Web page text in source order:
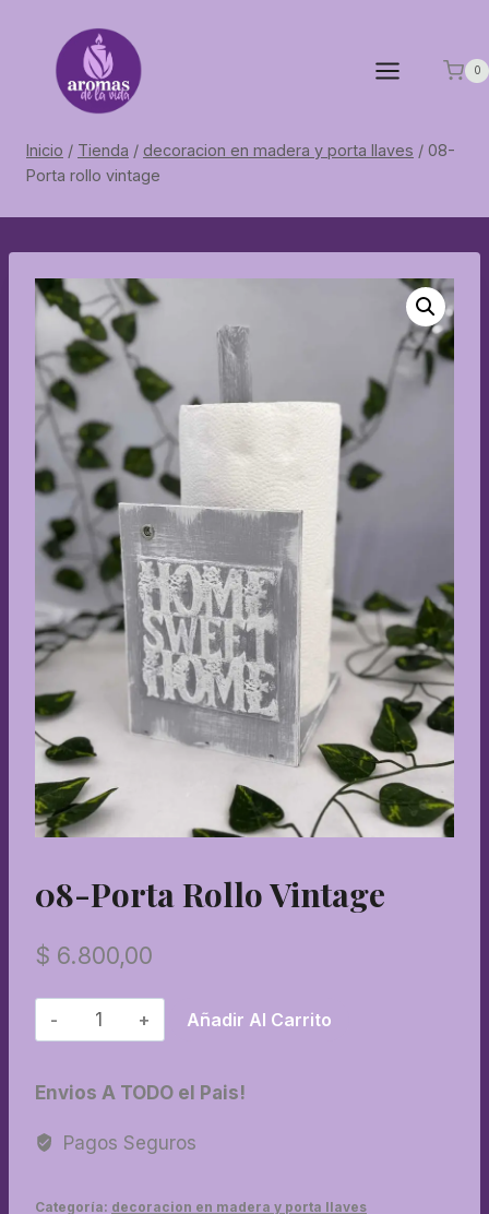
contenido
0
Inicio / Tienda / decoracion en madera y porta llaves / 08-
Porta rollo vintage
08-Porta Rollo Vintage
$ 6.800,00
08-
Porta
vintage
Añadir Al Carrito
Envios A TODO el Pais!
Pagos Seguros
Categoría: decoracion en madera y porta llaves